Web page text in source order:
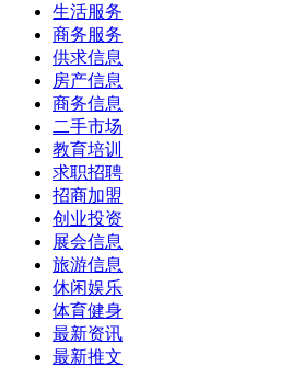
生活服务
商务服务
供求信息
房产信息
商务信息
二手市场
教育培训
求职招聘
招商加盟
创业投资
展会信息
旅游信息
休闲娱乐
体育健身
最新资讯
最新推文